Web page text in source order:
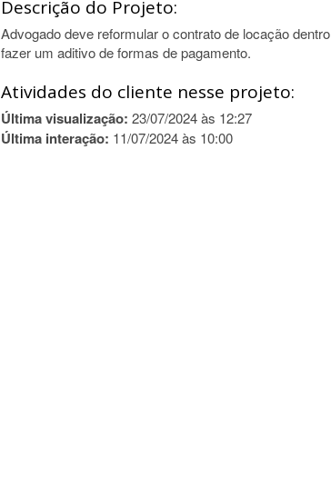
Descrição do Projeto:
Advogado deve reformular o contrato de locação
fazer um aditivo de formas de pagamento.
Atividades do cliente nesse projeto:
Última visualização: 23/07/2024 às 12:27
Última interação: 11/07/2024 às 10:00